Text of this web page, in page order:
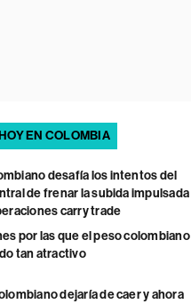
EN COLOMBIA
desafía los intentos del
de frenar la subida impulsada
carry trade
por las que el peso colombiano
tan atractivo
dejaría de caer y ahora